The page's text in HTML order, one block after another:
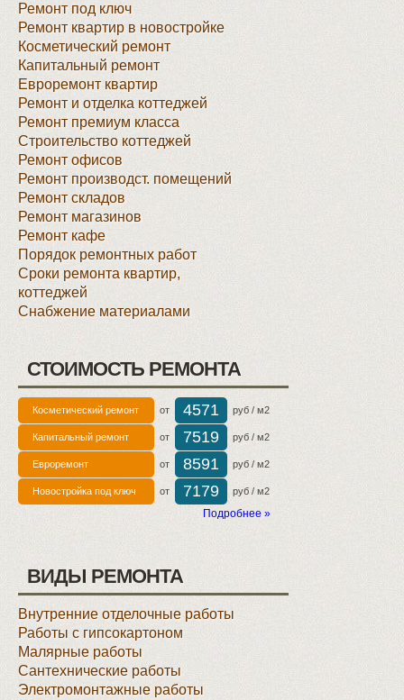
Ремонт под ключ
Ремонт квартир в новостройке
Косметический ремонт
Капитальный ремонт
Евроремонт квартир
Ремонт и отделка коттеджей
Ремонт премиум класса
Строительство коттеджей
Ремонт офисов
Ремонт производст. помещений
Ремонт складов
Ремонт магазинов
Ремонт кафе
Порядок ремонтных работ
Сроки ремонта квартир,
коттеджей
Снабжение материалами
СТОИМОСТЬ РЕМОНТА
Косметический ремонт от 4571 руб / м2
Капитальный ремонт от 7519 руб / м2
Евроремонт от 8591 руб / м2
Новостройка под ключ от 7179 руб / м2
Подробнее »
ВИДЫ РЕМОНТА
Внутренние отделочные работы
Работы с гипсокартоном
Малярные работы
Сантехнические работы
Электромонтажные работы